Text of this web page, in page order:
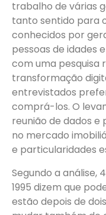
trabalho de várias
tanto sentido para
conhecidos por
pessoas de idades
com uma pesquisa
transformação
entrevistados
comprá-los. O
reunião de dados e
no mercado
e particularidades
Segundo a análise,
1995 dizem que
estão depois de